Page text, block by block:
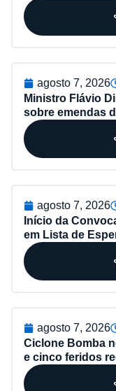
agosto 7, 2026
Ministro Flávio
sobre emendas
agosto 7, 2026
Início da
em Lista de
agosto 7, 2026
Ciclone Bomba
e cinco feridos